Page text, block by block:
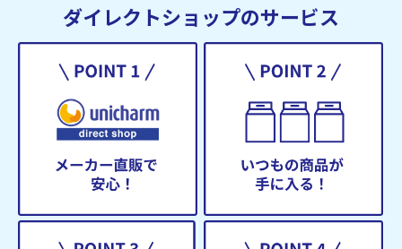
ダイレクトショップのサービス